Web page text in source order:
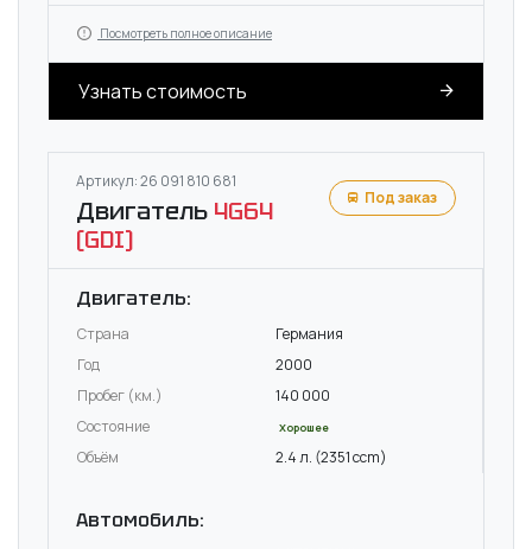
Посмотреть полное описание
Узнать стоимость
Артикул: 26 091 810 681
Двигатель 4G64
(GDI)
Под заказ
Двигатель:
Страна
Германия
Год
2000
Пробег (км.)
140 000
Состояние
Хорошее
Объём 2.4 л. (2351 ccm)
Автомобиль: